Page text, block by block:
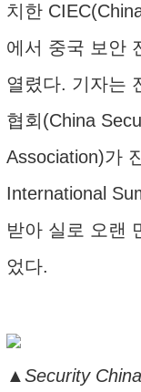
치한
에서 중국 보안
열렸다. 기자는
협회(China
Association)가
International
받아 실로 오랜
었다.
▲Security